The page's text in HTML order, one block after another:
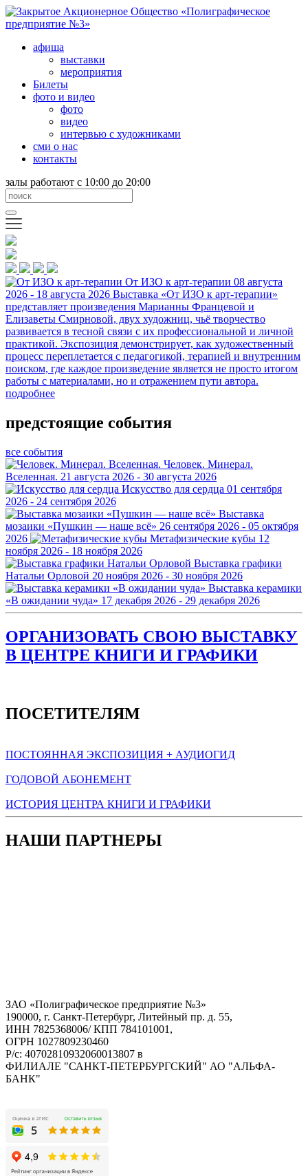
афиша
выставки
мероприятия
Билеты
фото и видео
фото
видео
интервью с художниками
сми о нас
контакты
залы работают с 10:00 до 20:00
От ИЗО к арт-терапии 08 августа
2026 - 18 августа 2026 Выставка «От ИЗО к арт-терапии»
представляет произведения Марианны Францевой и
Елизаветы Смирновой, двух художниц, чьё творчество
развивается в тесной связи с их профессиональной и личной
практикой. Экспозиция демонстрирует, как художественный
процесс переплетается с педагогикой, терапией и внутренним
поиском, где каждое произведение является не просто итогом
работы с материалами, но и отражением пути автора.
подробнее
предстоящие события
все события
Человек. Минерал.
Вселенная. 21 августа 2026 - 30 августа 2026
Искусство для сердца 01 сентября
2026 - 24 сентября 2026
Выставка
мозаики «Пушкин — наше всё» 26 сентября 2026 - 05 октября
2026
Метафизические кубы 12
ноября 2026 - 18 ноября 2026
Выставка графики
Натальи Орловой 20 ноября 2026 - 30 ноября 2026
Выставка керамики
«В ожидании чуда» 17 декабря 2026 - 29 декабря 2026
ОРГАНИЗОВАТЬ СВОЮ ВЫСТАВКУ
В ЦЕНТРЕ КНИГИ И ГРАФИКИ
ПОСЕТИТЕЛЯМ
ПОСТОЯННАЯ ЭКСПОЗИЦИЯ + АУДИОГИД
ГОДОВОЙ АБОНЕМЕНТ
ИСТОРИЯ ЦЕНТРА КНИГИ И ГРАФИКИ
НАШИ ПАРТНЕРЫ
ЗАО «Полиграфическое предприятие №3»
190000, г. Санкт-Петербург, Литейный пр. д. 55,
ИНН 7825368006/ КПП 784101001,
ОГРН 1027809230460
Р/с: 40702810932060013807 в
ФИЛИАЛЕ "САНКТ-ПЕТЕРБУРГСКИЙ" АО "АЛЬФА-
БАНК"